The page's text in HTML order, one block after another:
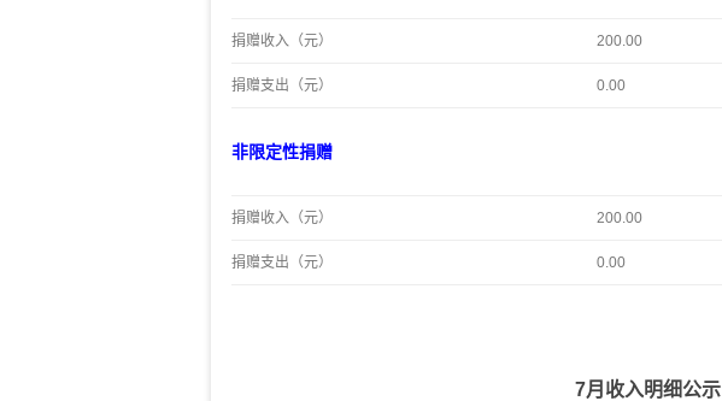
捐赠收入（元） 200.00
捐赠支出（元） 0.00
非限定性捐赠
捐赠收入（元） 200.00
捐赠支出（元） 0.00
7月收入明细公示